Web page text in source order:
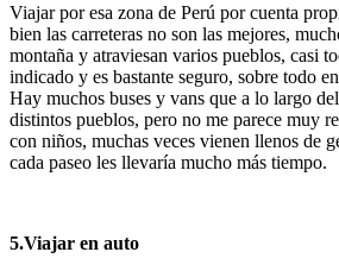
Viajar por esa zona de Perú por cuenta
bien las carreteras no son las mejores,
montaña y atraviesan varios pueblos, casi
indicado y es bastante seguro, sobre todo
Hay muchos buses y vans que a lo largo
distintos pueblos, pero no me parece muy
con niños, muchas veces vienen llenos de
cada paseo les llevaría mucho más tiempo.
5.Viajar en auto